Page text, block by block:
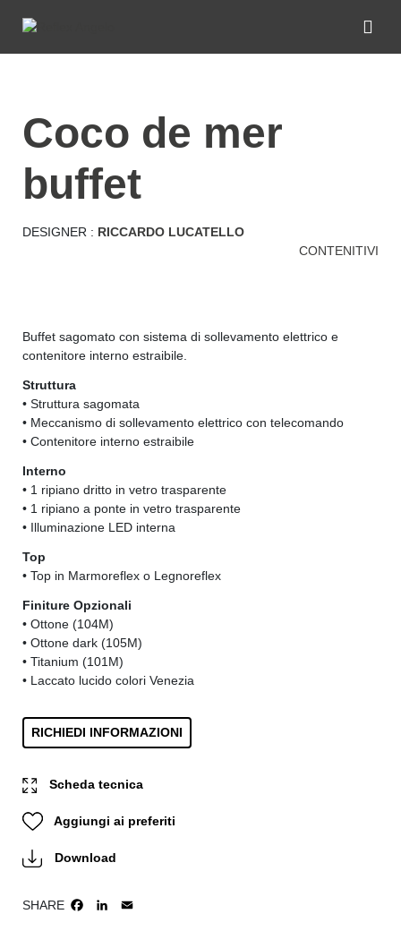
coco de mer
buffet
DESIGNER : RICCARDO LUCATELLO
CONTENITIVI
Buffet sagomato con sistema di sollevamento elettrico e
contenitore interno estraibile.
Struttura
• Struttura sagomata
• Meccanismo di sollevamento elettrico con telecomando
• Contenitore interno estraibile
Interno
• 1 ripiano dritto in vetro trasparente
• 1 ripiano a ponte in vetro trasparente
• Illuminazione LED interna
Top
• Top in Marmoreflex o Legnoreflex
Finiture Opzionali
• Ottone (104M)
• Ottone dark (105M)
• Titanium (101M)
• Laccato lucido colori Venezia
RICHIEDI INFORMAZIONI
Scheda tecnica
Aggiungi ai preferiti
Download
SHARE FACEBOOK
LINKEDIN